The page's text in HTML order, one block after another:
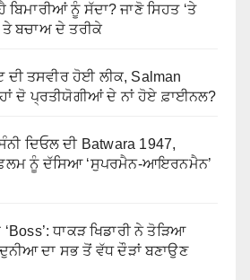
ਬਿਮਾਰੀਆਂ ਨੂੰ ਸੱਦਾ? ਜਾਣੋ ਸਿਹਤ ‘ਤੇ
ਤੇ ਬਚਾਅ ਦੇ ਤਰੀਕੇ
ਦੀ ਤਸਵੀਰ ਹੋਈ ਲੀਕ, Salman
ਦੋ ਪ੍ਰਤੀਯੋਗੀਆਂ ਦੇ ਨਾਂ ਹੋਏ ਫ਼ਾਈਨਲ?
ਦਿਓਲ ਦੀ Batwara 1947,
ਨੂੰ ਦੱਸਿਆ ‘ਸੁਪਰਮੈਨ-ਆਇਰਨਮੈਨ’
ਧਾਕੜ ਖਿਡਾਰੀ ਨੇ ਤੋੜਿਆ
ਦੁਨੀਆ ਦਾ ਸਭ ਤੋਂ ਵੱਧ ਦੌੜਾਂ ਬਣਾਉਣ